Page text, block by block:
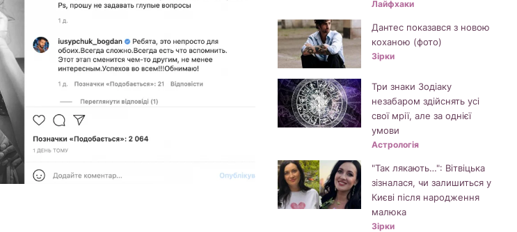
Лайфхаки
Дантес показався з новою
коханою (фото)
Зірки
Три знаки Зодіаку
незабаром здійснять усі
свої мрії, але за однієї
умови
Астрологія
"Так лякають…": Вітвіцька
зізналася, чи залишиться у
Києві після народження
малюка
Зірки